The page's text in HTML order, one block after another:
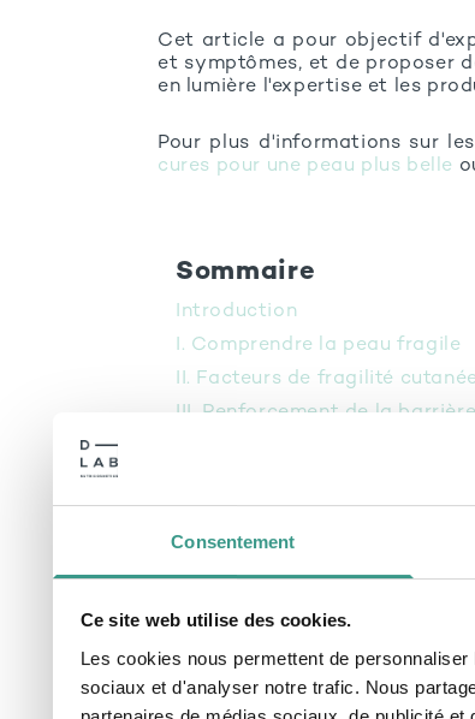
Consentement
Ce site web utilise des cookies.
Les cookies nous permettent de
sociaux et d'analyser notre trafic. Nous
Cet article a pour objectif
et symptômes, et de proposer
en lumière l'expertise et les
Pour plus d'informations sur
cures pour une peau plus belle
Sommaire
Introduction
I. Comprendre la peau fragile
II. Facteurs de fragilité cutanée
III. Renforcement de la
Questions fréquemment posées
Bibliographie
I. Comprendre la peau